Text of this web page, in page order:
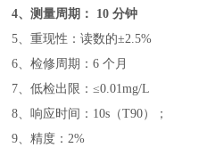
4、测量周期：
10 分钟
5、重现性：读数的±2.5%
6、检修周期：6 个月
7、低检出限：≤0.01mg/L
8、响应时间：10s（T90）；
9、精度：2%